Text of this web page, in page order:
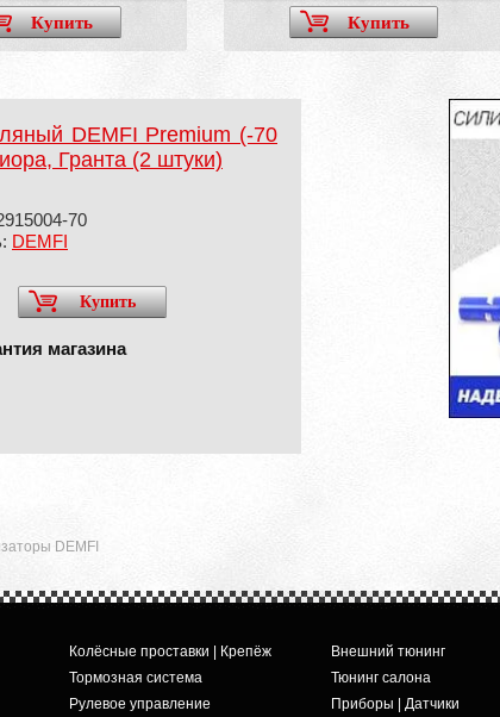
Купить Купить
DEMFI Premium (-70
Гранта (2 штуки)
70
DEMFI
Купить
магазина
DEMFI
Колёсные проставки | Крепёж
Тормозная система
Рулевое управление
Внешний тюнинг
Тюнинг салона
Приборы | Датчики